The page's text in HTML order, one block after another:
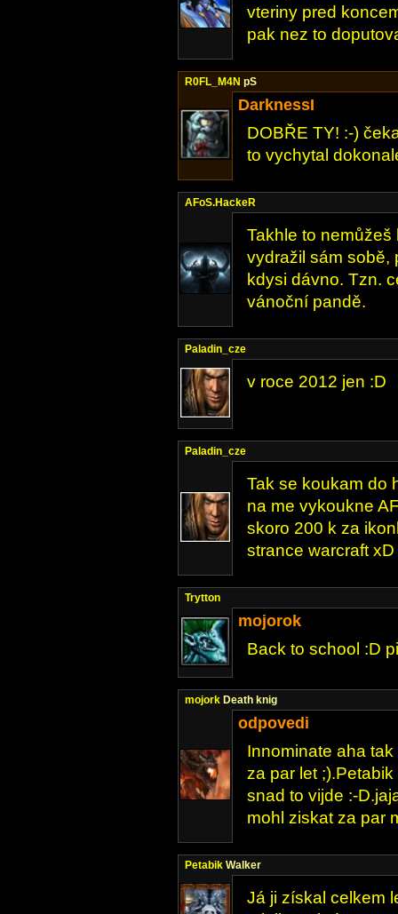
vteriny pred
pak nez to
R0FL_M4N pS
DarknessI
DOBŘE TY! :-)
to vychytal
AFoS.HackeR
Takhle to nemůžeš
vydražil sám sobě,
kdysi dávno. Tzn.
vánoční pandě.
Paladin_cze
v roce 2012 jen :D
Paladin_cze
Tak se koukam do
na me vykoukne
skoro 200 k za
strance warcraft xD
Trytton
mojorok
Back to school :D
mojork Death knig
odpovedi
Innominate aha
za par let
snad to vijde :-
mohl ziskat za par
Petabik Walker
Já ji získal celkem